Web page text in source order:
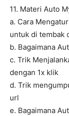
11. Materi Auto
a. Cara
untuk di tembak
b. Bagaimana
c. Trik
dengan 1x klik
d. Trik
url
e. Bagaimana